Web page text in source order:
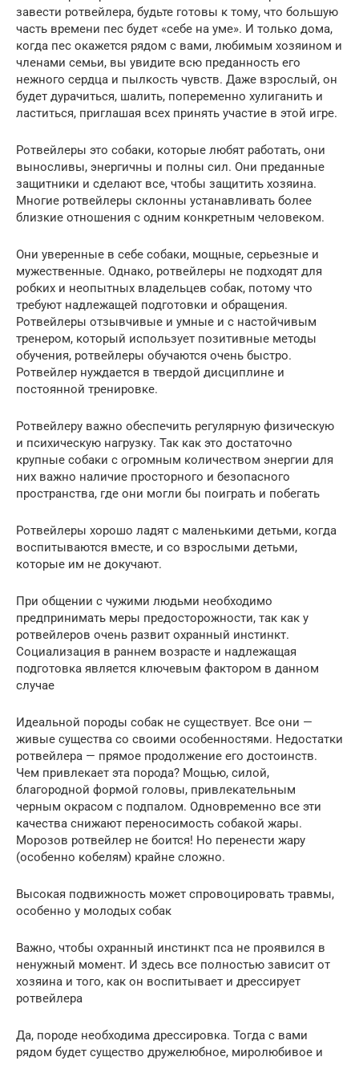
завести ротвейлера, будьте готовы к тому, что большую
часть времени пес будет «себе на уме». И только дома,
когда пес окажется рядом с вами, любимым хозяином и
членами семьи, вы увидите всю преданность его
нежного сердца и пылкость чувств. Даже взрослый, он
будет дурачиться, шалить, попеременно хулиганить и
ластиться, приглашая всех принять участие в этой игре.
Ротвейлеры это собаки, которые любят работать, они
выносливы, энергичны и полны сил. Они преданные
защитники и сделают все, чтобы защитить хозяина.
Многие ротвейлеры склонны устанавливать более
близкие отношения с одним конкретным человеком.
Они уверенные в себе собаки, мощные, серьезные и
мужественные. Однако, ротвейлеры не подходят для
робких и неопытных владельцев собак, потому что
требуют надлежащей подготовки и обращения.
Ротвейлеры отзывчивые и умные и с настойчивым
тренером, который использует позитивные методы
обучения, ротвейлеры обучаются очень быстро.
Ротвейлер нуждается в твердой дисциплине и
постоянной тренировке.
Ротвейлеру важно обеспечить регулярную физическую
и психическую нагрузку. Так как это достаточно
крупные собаки с огромным количеством энергии для
них важно наличие просторного и безопасного
пространства, где они могли бы поиграть и побегать
Ротвейлеры хорошо ладят с маленькими детьми, когда
воспитываются вместе, и со взрослыми детьми,
которые им не докучают.
При общении с чужими людьми необходимо
предпринимать меры предосторожности, так как у
ротвейлеров очень развит охранный инстинкт.
Социализация в раннем возрасте и надлежащая
подготовка является ключевым фактором в данном
случае
Идеальной породы собак не существует. Все они —
живые существа со своими особенностями. Недостатки
ротвейлера — прямое продолжение его достоинств.
Чем привлекает эта порода? Мощью, силой,
благородной формой головы, привлекательным
черным окрасом с подпалом. Одновременно все эти
качества снижают переносимость собакой жары.
Морозов ротвейлер не боится! Но перенести жару
(особенно кобелям) крайне сложно.
Высокая подвижность может спровоцировать травмы,
особенно у молодых собак
Важно, чтобы охранный инстинкт пса не проявился в
ненужный момент. И здесь все полностью зависит от
хозяина и того, как он воспитывает и дрессирует
ротвейлера
Да, породе необходима дрессировка. Тогда с вами
рядом будет существо дружелюбное, миролюбивое и